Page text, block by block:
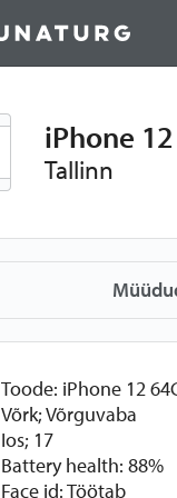
iPhone 12
Tallinn
Toode: iPhone 12
Võrk; Võrguvaba
Ios; 17
Battery health: 88%
Face id: Töötab